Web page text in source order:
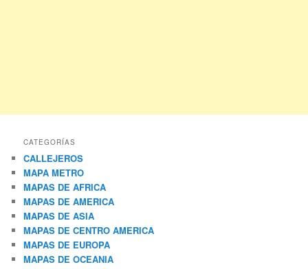
CATEGORÍAS
CALLEJEROS
MAPA METRO
MAPAS DE AFRICA
MAPAS DE AMERICA
MAPAS DE ASIA
MAPAS DE CENTRO AMERICA
MAPAS DE EUROPA
MAPAS DE OCEANIA